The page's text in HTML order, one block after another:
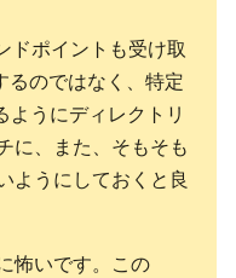
ドポイントも受け取
るのではなく、特定
うにディレクトリ
に、また、そもそも
ようにしておくと良
怖いです。この